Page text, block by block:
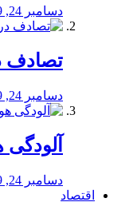
دسامبر 24, 2019
تصادف
دسامبر 24, 2019
دسامبر 24, 2019
اقتصاد